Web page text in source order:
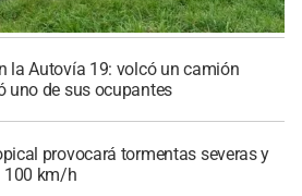
la Autovía 19: volcó un camión
uno de sus ocupantes
provocará tormentas severas y
100 km/h